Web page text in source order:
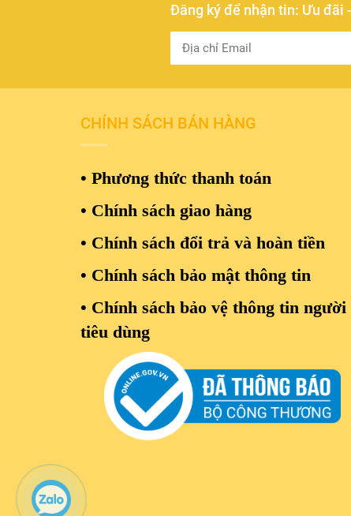
Đăng ký để nhận tin: Ưu đãi
CHÍNH SÁCH BÁN HÀNG
• Phương thức thanh toán
• Chính sách giao hàng
• Chính sách đổi trả và hoàn tiền
• Chính sách bảo mật thông tin
• Chính sách bảo vệ thông tin người
tiêu dùng